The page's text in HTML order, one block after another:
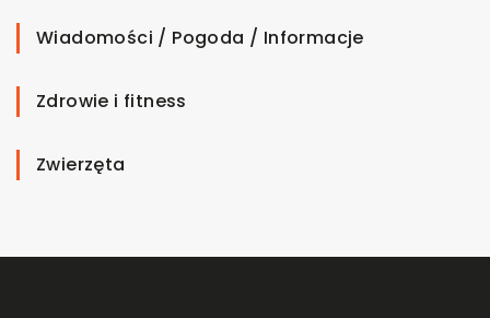
Wiadomości / Pogoda / Informacje
Zdrowie i fitness
Zwierzęta